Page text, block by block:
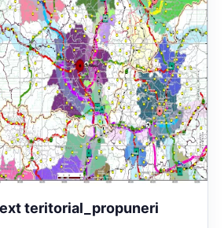
teritorial_propuneri